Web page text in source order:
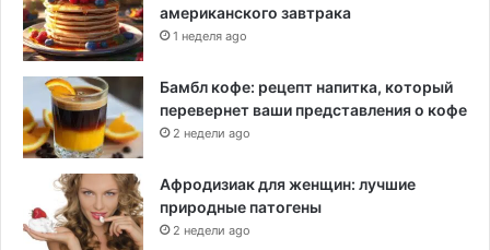
американского завтрака
1 неделя ago
Бамбл кофе: рецепт напитка, который
перевернет ваши представления о кофе
2 недели ago
Афродизиак для женщин: лучшие
природные патогены
2 недели ago